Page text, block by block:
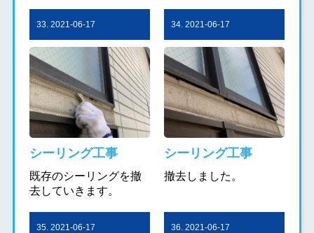
33. 2021-06-17
シーリング工事
既存のシーリングを撤
去していきます。
34. 2021-06-17
シーリング工事
撤去しました。
35. 2021-06-17 36. 2021-06-17